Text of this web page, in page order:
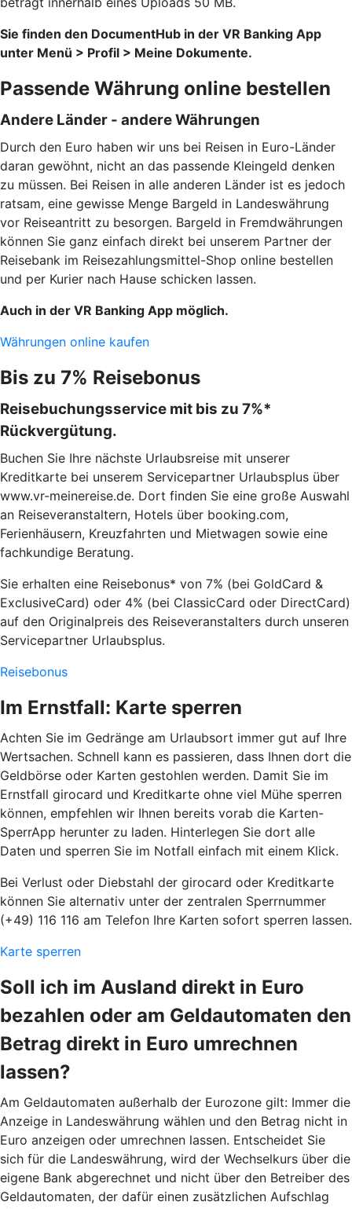
Sie finden den DocumentHub in der VR Banking App
unter Menü > Profil > Meine Dokumente.
Passende Währung online bestellen
Andere Länder - andere Währungen
Durch den Euro haben wir uns bei Reisen in Euro-Länder
daran gewöhnt, nicht an das passende Kleingeld denken
zu müssen. Bei Reisen in alle anderen Länder ist es jedoch
ratsam, eine gewisse Menge Bargeld in Landeswährung
vor Reiseantritt zu besorgen. Bargeld in Fremdwährungen
können Sie ganz einfach direkt bei unserem Partner der
Reisebank im Reisezahlungsmittel-Shop online bestellen
und per Kurier nach Hause schicken lassen.
Auch in der VR Banking App möglich.
Währungen online kaufen
Bis zu 7% Reisebonus
Reisebuchungsservice mit bis zu 7%*
Rückvergütung.
Buchen Sie Ihre nächste Urlaubsreise mit unserer
Kreditkarte bei unserem Servicepartner Urlaubsplus über
www.vr-meinereise.de. Dort finden Sie eine große Auswahl
an Reiseveranstaltern, Hotels über booking.com,
Ferienhäusern, Kreuzfahrten und Mietwagen sowie eine
fachkundige Beratung.
Sie erhalten eine Reisebonus* von 7% (bei GoldCard &
ExclusiveCard) oder 4% (bei ClassicCard oder DirectCard)
auf den Originalpreis des Reiseveranstalters durch unseren
Servicepartner Urlaubsplus.
Reisebonus
Im Ernstfall: Karte sperren
Achten Sie im Gedränge am Urlaubsort immer gut auf Ihre
Wertsachen. Schnell kann es passieren, dass Ihnen dort die
Geldbörse oder Karten gestohlen werden. Damit Sie im
Ernstfall girocard und Kreditkarte ohne viel Mühe sperren
können, empfehlen wir Ihnen bereits vorab die Karten-
SperrApp herunter zu laden. Hinterlegen Sie dort alle
Daten und sperren Sie im Notfall einfach mit einem Klick.
Bei Verlust oder Diebstahl der girocard oder Kreditkarte
können Sie alternativ unter der zentralen Sperrnummer
(+49) 116 116 am Telefon Ihre Karten sofort sperren lassen.
Karte sperren
Soll ich im Ausland direkt in Euro
bezahlen oder am Geldautomaten den
Betrag direkt in Euro umrechnen
lassen?
Am Geldautomaten außerhalb der Eurozone gilt: Immer die
Anzeige in Landeswährung wählen und den Betrag nicht in
Euro anzeigen oder umrechnen lassen. Entscheidet Sie
sich für die Landeswährung, wird der Wechselkurs über die
eigene Bank abgerechnet und nicht über den Betreiber des
Geldautomaten, der dafür einen zusätzlichen Aufschlag